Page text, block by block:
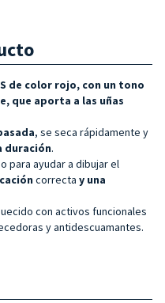
de color rojo, con un tono
que aporta a las uñas
, se seca rápidamente y
duración.
para ayudar a dibujar el
correcta y una
con activos funcionales
y antidescuamantes.